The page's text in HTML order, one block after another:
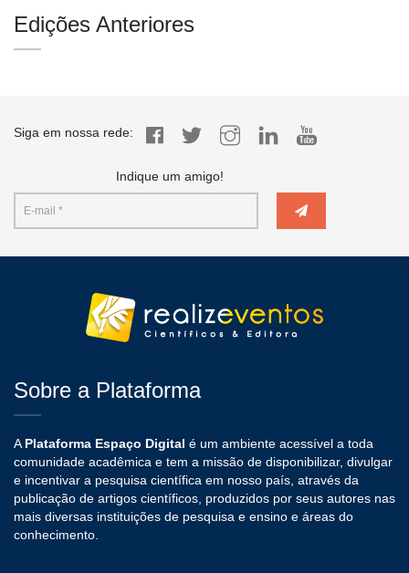
Edições Anteriores
Siga em nossa rede:
Indique um amigo!
Sobre a Plataforma
A Plataforma Espaço Digital é um ambiente acessível a toda
comunidade acadêmica e tem a missão de disponibilizar, divulgar
e incentivar a pesquisa científica em nosso país, através da
publicação de artigos científicos, produzidos por seus autores nas
mais diversas instituições de pesquisa e ensino e áreas do
conhecimento.